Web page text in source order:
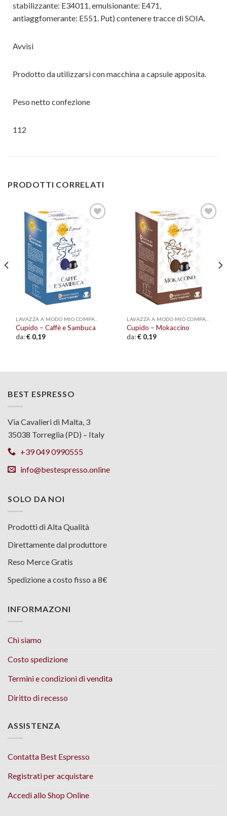
stabilizzante: E34011, emulsionante: E471,
antiaggfomerante: E551. Put) contenere tracce di SOIA.
Avvisi
Prodotto da utilizzarsi con macchina a capsule apposita.
Peso netto confezione
112
PRODOTTI CORRELATI
alla lista
LAVAZZA A MODO MIO COMPATIBILI
Cupido – Caffè e Sambuca
da:€ 0,19
LAVAZZA A MODO MIO COMPATIBILI
Cupido – Mokaccino
da:€ 0,19
BEST ESPRESSO
Via Cavalieri di Malta, 3
35038 Torreglia (PD) – Italy
+39 049 0990555
info@bestespresso.online
SOLO DA NOI
Prodotti di Alta Qualità
Direttamente dal produttore
Reso Merce Gratis
Spedizione a costo fisso a 8€
INFORMAZONI
Chi siamo
Costo spedizione
Termini e condizioni di vendita
Diritto di recesso
ASSISTENZA
Contatta Best Espresso
Registrati per acquistare
Accedi allo Shop Online